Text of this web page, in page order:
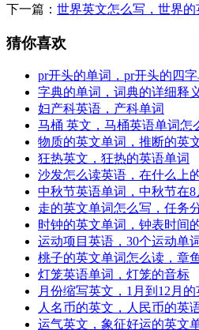
下一篇： 世界英文怎么写，世界
猜你喜欢
pr开头的单词，pr开头的四字
字典的单词，词典的详细释义
妇产科英语，产科单词
马桶 英文，马桶英语单词怎
物质的英文单词，推断的英
狂热英文，狂热的英语单词
沙发怎么读英语，在什么上
中秋节英语单词，中秋节在8
走的英文单词怎么写，任务
时钟的英文单词，钟表时间
运动项目英语，30个运动单
桃子的英文单词怎么读，章
灯笼英语单词，灯笼的音标
月份缩写英文，1月到12月的
人名币的英文，人民币的英
运气英文，象征好运的英文